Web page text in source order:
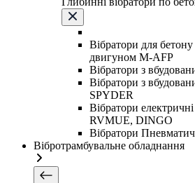
Вібратори для
двигуном M-AFP
Вібратори з
Вібратори з
SPYDER
Вібратори
RVMUE, DINGO
Вібратори
Вібротрамбувальне обладнання